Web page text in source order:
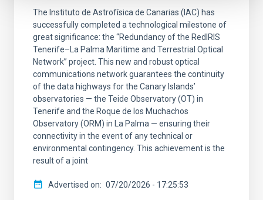
The Instituto de Astrofísica de Canarias (IAC) has
successfully completed a technological milestone of
great significance: the “Redundancy of the RedIRIS
Tenerife–La Palma Maritime and Terrestrial Optical
Network” project. This new and robust optical
communications network guarantees the continuity
of the data highways for the Canary Islands’
observatories — the Teide Observatory (OT) in
Tenerife and the Roque de los Muchachos
Observatory (ORM) in La Palma — ensuring their
connectivity in the event of any technical or
environmental contingency. This achievement is the
result of a joint
Advertised on 07/20/2026 - 17:25:53